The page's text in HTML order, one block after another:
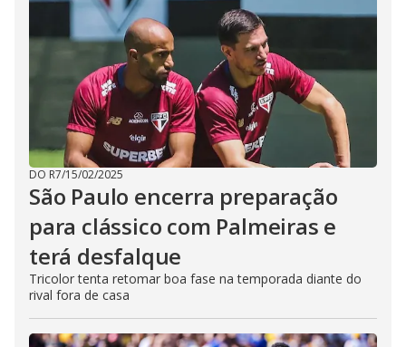
DO R7/15/02/2025
São Paulo encerra preparação
para clássico com Palmeiras e
terá desfalque
Tricolor tenta retomar boa fase na temporada diante do
rival fora de casa